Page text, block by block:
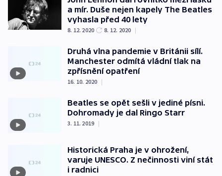
a mír. Duše nejen kapely The Beatles
vyhasla před 40 lety
8. 12. 2020 8. 12. 2020 |
Druhá vlna pandemie v Británii sílí.
Manchester odmítá vládní tlak na
zpřísnění opatření
16. 10. 2020 |
Beatles se opět sešli v jediné písni.
Dohromady je dal Ringo Starr
3. 11. 2019 |
Historická Praha je v ohrožení,
varuje UNESCO. Z nečinnosti viní stát
i radnici